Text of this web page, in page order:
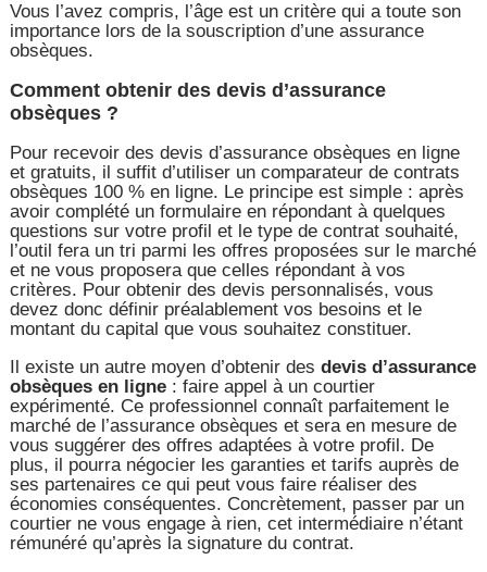
Vous l’avez compris, l’âge est un critère qui a toute son
importance lors de la souscription d’une assurance
obsèques.
Comment obtenir des devis d’assurance
obsèques ?
Pour recevoir des devis d’assurance obsèques en ligne
et gratuits, il suffit d’utiliser un comparateur de contrats
obsèques 100 % en ligne. Le principe est simple : après
avoir complété un formulaire en répondant à quelques
questions sur votre profil et le type de contrat souhaité,
l’outil fera un tri parmi les offres proposées sur le marché
et ne vous proposera que celles répondant à vos
critères. Pour obtenir des devis personnalisés, vous
devez donc définir préalablement vos besoins et le
montant du capital que vous souhaitez constituer.
Il existe un autre moyen d’obtenir des devis d’assurance
obsèques en ligne: faire appel à un courtier
expérimenté. Ce professionnel connaît parfaitement le
marché de l’assurance obsèques et sera en mesure de
vous suggérer des offres adaptées à votre profil. De
plus, il pourra négocier les garanties et tarifs auprès de
ses partenaires ce qui peut vous faire réaliser des
économies conséquentes. Concrètement, passer par un
courtier ne vous engage à rien, cet intermédiaire n’étant
rémunéré qu’après la signature du contrat.